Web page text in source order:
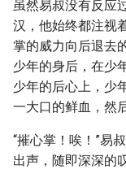
虽然易叔没有反应
汉，他始终都注视
掌的威力向后退去
少年的身后，在少
少年的后心上，少
一大口的鲜血，然
“摧心掌！唉！”易
出声，随即深深的